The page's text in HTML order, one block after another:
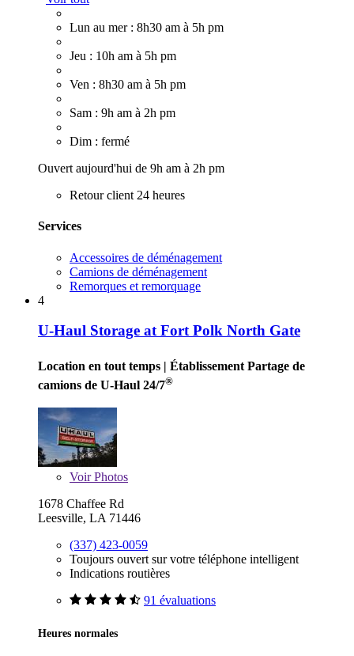
Lun au mer : 8h30 am à 5h pm
Jeu : 10h am à 5h pm
Ven : 8h30 am à 5h pm
Sam : 9h am à 2h pm
Dim : fermé
Ouvert aujourd'hui de 9h am à 2h pm
Retour client 24 heures
Services
Accessoires de déménagement
Camions de déménagement
Remorques et remorquage
4
U-Haul Storage at Fort Polk North Gate
Location en tout temps | Établissement Partage de
camions de U-Haul 24/7®
VoirPhotos
1678 Chaffee Rd
Leesville, LA 71446
(337) 423-0059
Toujours ouvert sur votre téléphone intelligent
Indications routières
91 évaluations
Heures normales